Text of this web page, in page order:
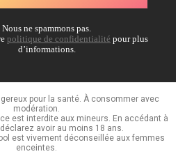
Nous ne spammons pas.
politique de confidentialité pour plus
d’informations.
pour la santé. À consommer avec
modération.
est interdite aux mineurs. En accédant à
avoir au moins 18 ans.
est vivement déconseillée aux femmes
enceintes.